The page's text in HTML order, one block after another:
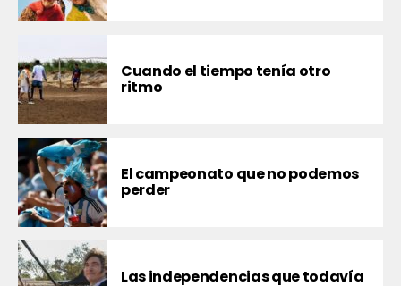
Cuando el tiempo tenía otro
ritmo
El campeonato que no podemos
perder
Las independencias que todavía